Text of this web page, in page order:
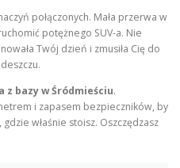
połączonych. Mała przerwa w
potężnego SUV-a. Nie
Twój dzień i zmusiła Cię do
bazy w Śródmieściu.
i zapasem bezpieczników, by
właśnie stoisz. Oszczędzasz